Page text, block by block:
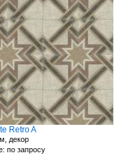
Retro A
декор
по запросу